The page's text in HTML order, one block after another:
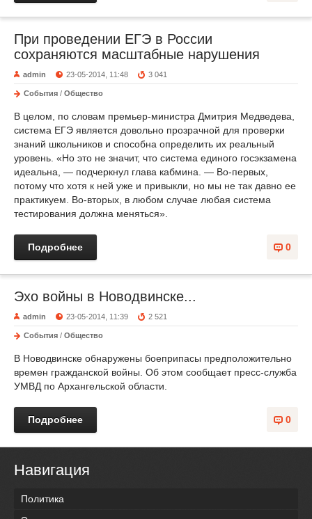
При проведении ЕГЭ в России
сохраняются масштабные нарушения
admin 23-05-2014, 11:48 3 041
События / Общество
В целом, по словам премьер-министра Дмитрия Медведева,
система ЕГЭ является довольно прозрачной для проверки
знаний школьников и способна определить их реальный
уровень. «Но это не значит, что система единого госэкзамена
идеальна, — подчеркнул глава кабмина. — Во-первых,
потому что хотя к ней уже и привыкли, но мы не так давно ее
практикуем. Во-вторых, в любом случае любая система
тестирования должна меняться».
0
Подробнее
Эхо войны в Новодвинске...
admin 23-05-2014, 11:39 2 521
События / Общество
В Новодвинске обнаружены боеприпасы предположительно
времен гражданской войны. Об этом сообщает пресс-служба
УМВД по Архангельской области.
0
Подробнее
Навигация
Политика